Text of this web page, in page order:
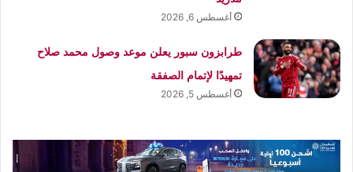
أغسطس 6, 2026
طرابزون سبور يعلن موعد وصول محمد صلاح
تمهيدًا لإتمام الصفقة
أغسطس 5, 2026